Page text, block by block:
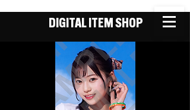
DIGITAL ITEM SHOP